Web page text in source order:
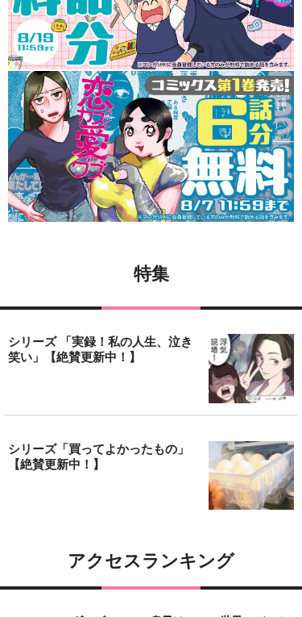
特集
シリーズ 「実録！私の人生、泣き
笑い」【絶賛更新中！】
シリーズ「買ってよかったもの」
【絶賛更新中！】
アクセスランキング